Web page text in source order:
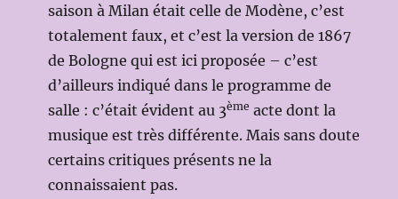
saison à Milan était celle de Modène, c’est
totalement faux, et c’est la version de 1867
de Bologne qui est ici proposée – c’est
d’ailleurs indiqué dans le programme de
salle : c’était évident au 3ème acte dont la
musique est très différente. Mais sans doute
certains critiques présents ne la
connaissaient pas.